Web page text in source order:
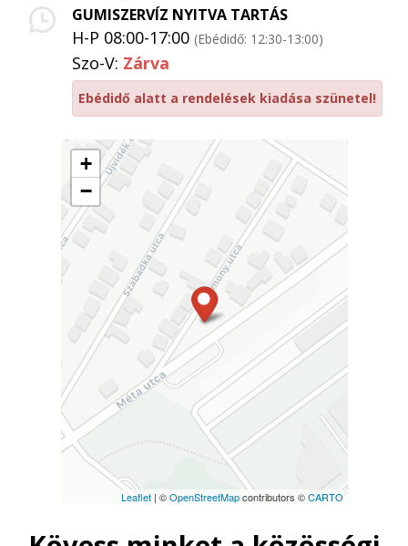
+
−
Leaflet| ©OpenStreetMapcontributors ©CARTO
GUMISZERVÍZ NYITVA TARTÁS
H-P 08:00-17:00 (Ebédidő: 12:30-13:00)
Szo-V: Zárva
Ebédidő alatt a rendelések kiadása szünetel!